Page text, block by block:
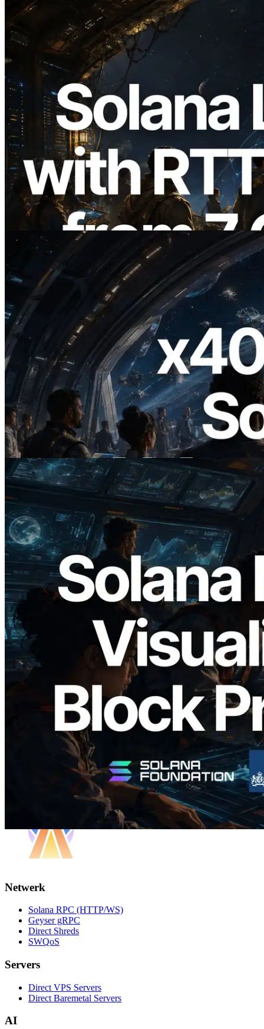
2026.08.05
ERPC Breidt Solana Leader Slot API Uit
met Pingmeting vanuit 7 Wereldwijde
Regio’s — Validators Information API
Ook Gelanceerd
2026.07.04
ERPC Lanceert x402-Enabled Solana
RPC — Het Tijdperk Waarin AI Agents
On Demand Voor API's Betalen
Lees dit artikel
2026.05.24
Validators Solutions lanceert Solana
Block Analyzer — blockproductietijd per
slot en de toegewezen validator
gevisualiseerd
Netwerk
Solana RPC (HTTP/WS)
Geyser gRPC
Direct Shreds
SWQoS
Servers
Direct VPS Servers
Direct Baremetal Servers
AI